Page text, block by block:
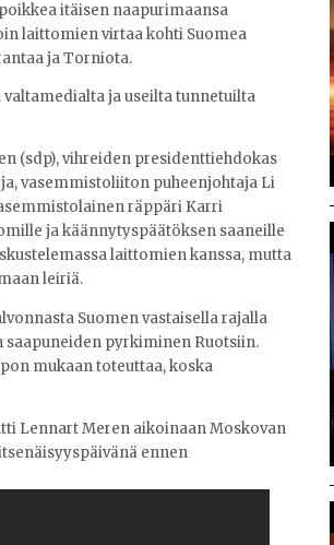
itäisen naapurimaansa
laittomien virtaa kohti Suomea
ja Torniota.
valtamedialta ja useilta tunnetuilta
(sdp), vihreiden presidenttiehdokas
vasemmistoliiton puheenjohtaja Li
räppäri Karri
ja käännytyspäätöksen saaneille
laittomien kanssa, mutta
leiriä.
Suomen vastaisella rajalla
saapuneiden pyrkiminen Ruotsiin.
mukaan toteuttaa, koska
Lennart Meren aikoinaan Moskovan
ennen